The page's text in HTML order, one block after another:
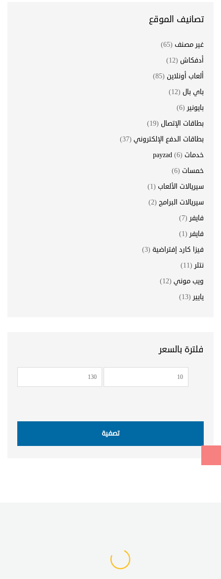
تصانيف الموقع
غير مصنف (65)
أدفكاش (12)
ألعاب أونلاين (85)
باي بال (12)
بايونير (6)
بطاقات الإتصال (19)
بطاقات الدفع الإلكتروني (37)
خدمات payzad (6)
خمسات (6)
سيريالات الألعاب (1)
سيريالات البرامج (2)
فايفر (7)
فايفر (1)
فيزا كارد إفتراضية (3)
نتلر (11)
ويب موني (12)
يايير (13)
فلترة بالسعر
أدنى
سعر
أعلى
سعر
تصفية